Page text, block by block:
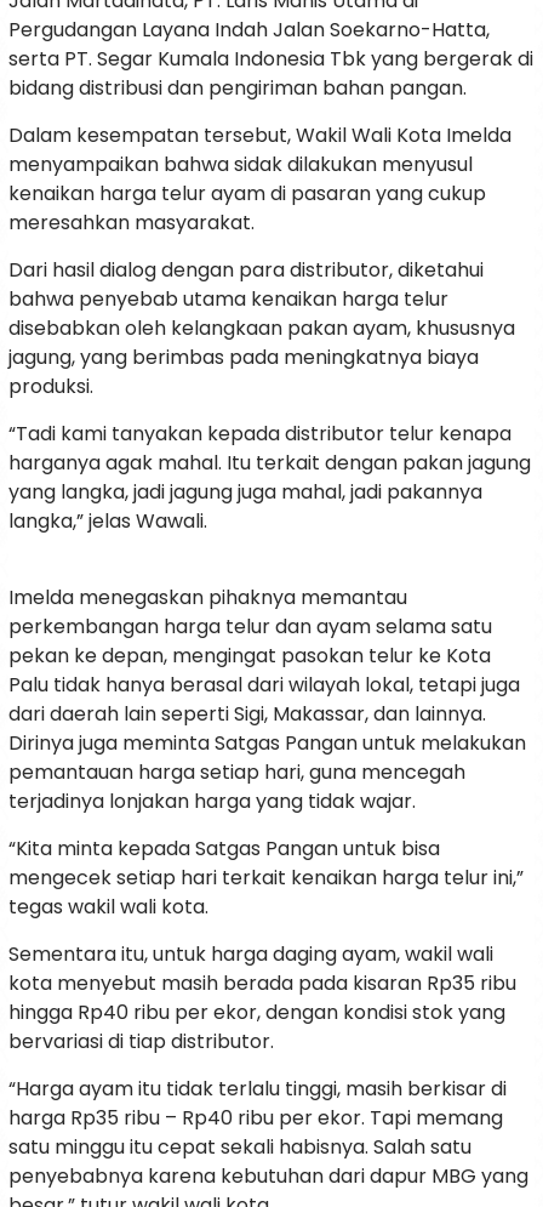
Pergudangan Layana Indah Jalan Soekarno-Hatta,
serta PT. Segar Kumala Indonesia Tbk yang bergerak di
bidang distribusi dan pengiriman bahan pangan.
Dalam kesempatan tersebut, Wakil Wali Kota Imelda
menyampaikan bahwa sidak dilakukan menyusul
kenaikan harga telur ayam di pasaran yang cukup
meresahkan masyarakat.
Dari hasil dialog dengan para distributor, diketahui
bahwa penyebab utama kenaikan harga telur
disebabkan oleh kelangkaan pakan ayam, khususnya
jagung, yang berimbas pada meningkatnya biaya
produksi.
“Tadi kami tanyakan kepada distributor telur kenapa
harganya agak mahal. Itu terkait dengan pakan jagung
yang langka, jadi jagung juga mahal, jadi pakannya
langka,” jelas Wawali.
Imelda menegaskan pihaknya memantau
perkembangan harga telur dan ayam selama satu
pekan ke depan, mengingat pasokan telur ke Kota
Palu tidak hanya berasal dari wilayah lokal, tetapi juga
dari daerah lain seperti Sigi, Makassar, dan lainnya.
Dirinya juga meminta Satgas Pangan untuk melakukan
pemantauan harga setiap hari, guna mencegah
terjadinya lonjakan harga yang tidak wajar.
“Kita minta kepada Satgas Pangan untuk bisa
mengecek setiap hari terkait kenaikan harga telur ini,”
tegas wakil wali kota.
Sementara itu, untuk harga daging ayam, wakil wali
kota menyebut masih berada pada kisaran Rp35 ribu
hingga Rp40 ribu per ekor, dengan kondisi stok yang
bervariasi di tiap distributor.
“Harga ayam itu tidak terlalu tinggi, masih berkisar di
harga Rp35 ribu – Rp40 ribu per ekor. Tapi memang
satu minggu itu cepat sekali habisnya. Salah satu
penyebabnya karena kebutuhan dari dapur MBG yang